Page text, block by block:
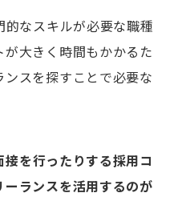
なスキルが必要な職種
大きく時間もかかるた
スを探すことで必要な
を行ったりする採用コ
ランスを活用するのが